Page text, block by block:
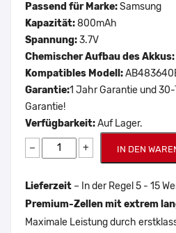
Passend für Marke:Samsung
Kapazität:800mAh
Spannung:3.7V
Chemischer Aufbau des Akkus:
Kompatibles Modell:
Garantie:1 Jahr Garantie und
Garantie!
Verfügbarkeit:Auf Lager.
− + IN DEN
Lieferzeit – In der Regel 5 - 15
Premium-Zellen mit extrem
Maximale Leistung durch